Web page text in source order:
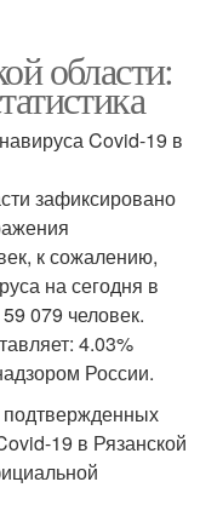
области:
Covid-19 в
зафиксировано
к сожалению,
на сегодня в
079 человек.
4.03%
России.
19 в Рязанской